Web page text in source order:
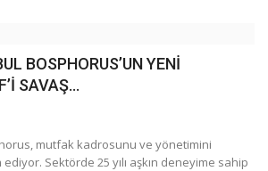
BOSPHORUS’UN YENİ
SAVAŞ...
mutfak kadrosunu ve yönetimini
Sektörde 25 yılı aşkın deneyime sahip